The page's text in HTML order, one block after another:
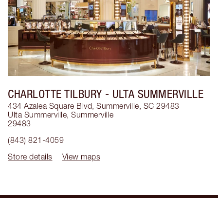
CHARLOTTE TILBURY - ULTA SUMMERVILLE
434 Azalea Square Blvd, Summerville, SC 29483
Ulta Summerville, Summerville
29483
(843) 821-4059
Store details
View maps